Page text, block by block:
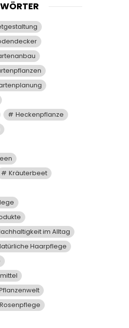
Heckenpflanze
Kräuterbeet
im Alltag
Haarpflege
Rosenpflege